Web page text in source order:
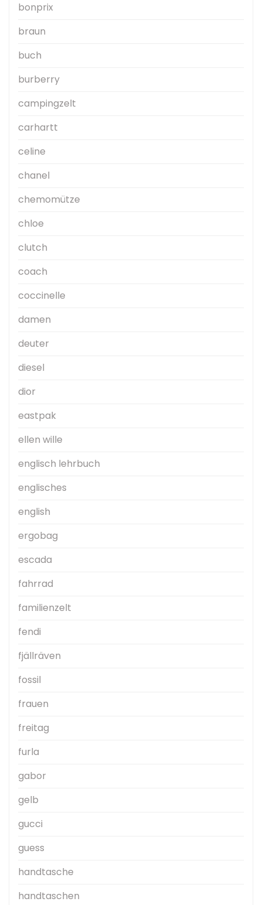
bonprix
braun
buch
burberry
campingzelt
carhartt
celine
chanel
chemomütze
chloe
clutch
coach
coccinelle
damen
deuter
diesel
dior
eastpak
ellen wille
englisch lehrbuch
englisches
english
ergobag
escada
fahrrad
familienzelt
fendi
fjällräven
fossil
frauen
freitag
furla
gabor
gelb
gucci
guess
handtasche
handtaschen